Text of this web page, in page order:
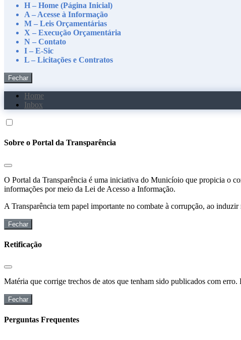
H – Home (Página Inicial)
A – Acesse à Informação
M – Leis Orçamentárias
X – Execução Orçamentária
N – Contato
I – E-Sic
L – Licitações e Contratos
Fechar
Home
Inbox
Sobre o Portal da Transparência
O Portal da Transparência é uma iniciativa do Municíoio que propicia o
informações por meio da Lei de Acesso a Informação.
A Transparência tem papel importante no combate à corrupção, ao
Fechar
Retificação
Matéria que corrige trechos de atos que tenham sido publicados com
Fechar
Perguntas Frequentes